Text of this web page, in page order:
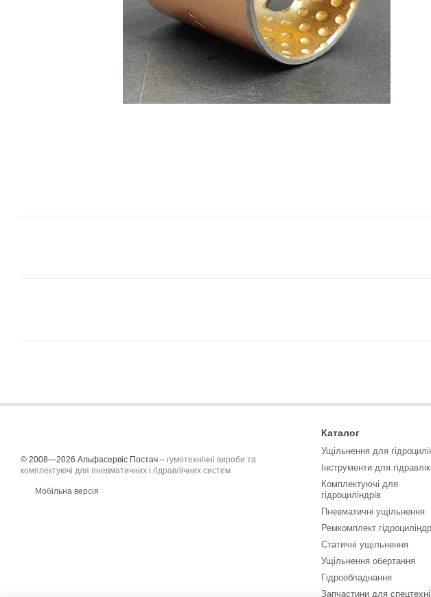
© 2008—2026 Альфасервіс Постач – гумотехнічні вироби та
комплектуючі для пневматичних і гідравлічних систем
Мобільна версія
Каталог
Ущільнення для
Інструменти для
Комплектуючі для
гідроциліндрів
Пневматичні ущільнення
Ремкомплект
Статичні ущільнення
Ущільнення обертання
Гідрообладнання
Запчастини для